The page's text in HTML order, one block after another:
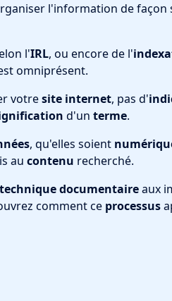
l'information de
l'IRL, ou encore de l'
omniprésent.
votresite internet, pas d'
d'un terme.
, qu'elles soient
au contenu recherché.
techniquedocumentaireaux
comment ce processus